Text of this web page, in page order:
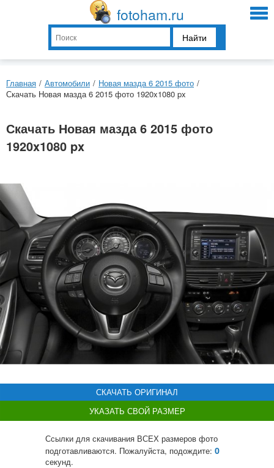
fotoham.ru
Найти
Главная / Автомобили / Новая мазда 6 2015 фото /
Скачать Новая мазда 6 2015 фото 1920x1080 px
Скачать Новая мазда 6 2015 фото
1920x1080 px
СКАЧАТЬ ОРИГИНАЛ
УКАЗАТЬ СВОЙ РАЗМЕР
Ссылки для скачивания ВСЕХ размеров фото
подготавливаются. Пожалуйста, подождите: 0
секунд.